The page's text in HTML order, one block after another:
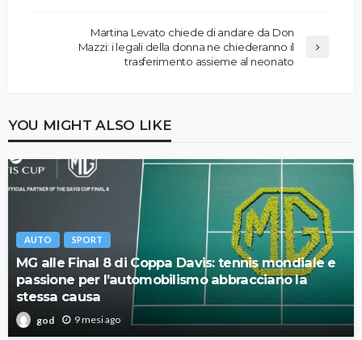
Martina Levato chiede di andare da Don
Mazzi: i legali della donna ne chiederanno il
trasferimento assieme al neonato
YOU MIGHT ALSO LIKE
AUTO SPORT
MG alle Final 8 di Coppa Davis: tennis mondiale e
passione per l’automobilismo abbracciano la
stessa causa
god 9 mesi ago